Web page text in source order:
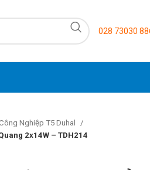
028 73030
Nghiệp T5 Duhal
2x14W – TDH214